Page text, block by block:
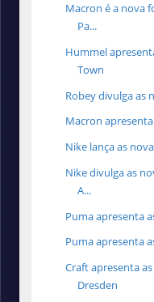
Macron é a nova
Pa...
Hummel
Town
Robey divulga as
Macron
Nike lança as
Nike divulga as
A...
Puma apresenta
Puma apresenta
Craft apresenta
Dresden